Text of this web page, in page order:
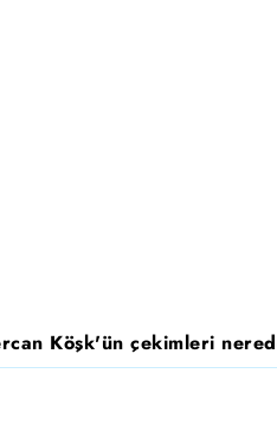
Köşk'ün çekimleri